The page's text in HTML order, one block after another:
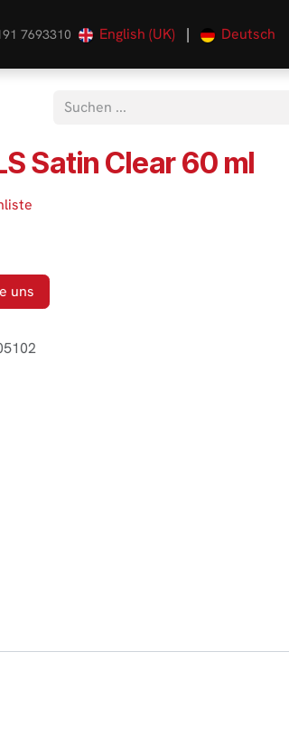
7693310 English (UK) | Deutsch
Satin Clear 60 ml
uns